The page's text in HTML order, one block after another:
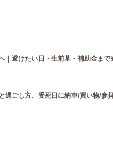
｜避けたい日・生前墓・補助金まで
過ごし方、受死日に納車/買い物/参